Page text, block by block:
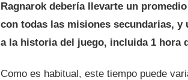
Ragnarok debería llevarte un
con todas las misiones secundarias,
a la historia del juego, incluida 1 hora
Como es habitual, este tiempo puede